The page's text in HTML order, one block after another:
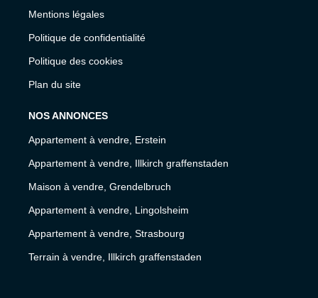
Mentions légales
Politique de confidentialité
Politique des cookies
Plan du site
NOS ANNONCES
Appartement à vendre, Erstein
Appartement à vendre, Illkirch graffenstaden
Maison à vendre, Grendelbruch
Appartement à vendre, Lingolsheim
Appartement à vendre, Strasbourg
Terrain à vendre, Illkirch graffenstaden